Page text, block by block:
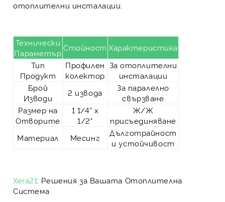
отоплителни инсталации.
Технически
Параметър
Стойност Характеристика
Тип
Продукт
Профилен
колектор
За отоплителни
инсталации
Брой
Изводи
2 извода
За паралелно
свързване
Размер на
Отворите
1 1/4" х
1/2"
Ж/Ж
присъединяване
Материал
Месинг
Дълготрайност
и устойчивост
Xera21: Решения за Вашата Отоплителна
Система